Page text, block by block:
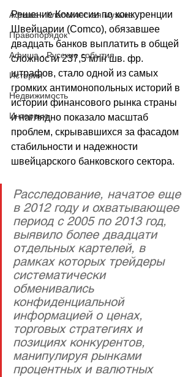
Афиша - Классическая музыка
Правопорядок
Афиша - Русские события
История
Недвижимость
Интервью
Решение Комиссии по конкуренции
Швейцарии (Comco), обязавшее
двадцать банков выплатить в общей
сложности 237,5 млн шв. фр.
штрафов, стало одной из самых
громких антимонопольных историй в
истории финансового рынка страны
и наглядно показало масштаб
проблем, скрывавшихся за фасадом
стабильности и надежности
швейцарского банковского сектора.
Расследование, начатое еще
в 2012 году и охватывающее
период с 2005 по 2013 год,
выявило более двадцати
отдельных картелей, в
рамках которых трейдеры
систематически
обменивались
конфиденциальной
информацией о ценах,
торговых стратегиях и
позициях конкурентов,
манипулируя рынками
процентных и валютных